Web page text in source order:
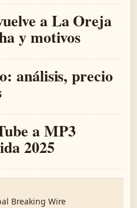
a La Oreja
y motivos
análisis, precio
a MP3
2025
Breaking Wire